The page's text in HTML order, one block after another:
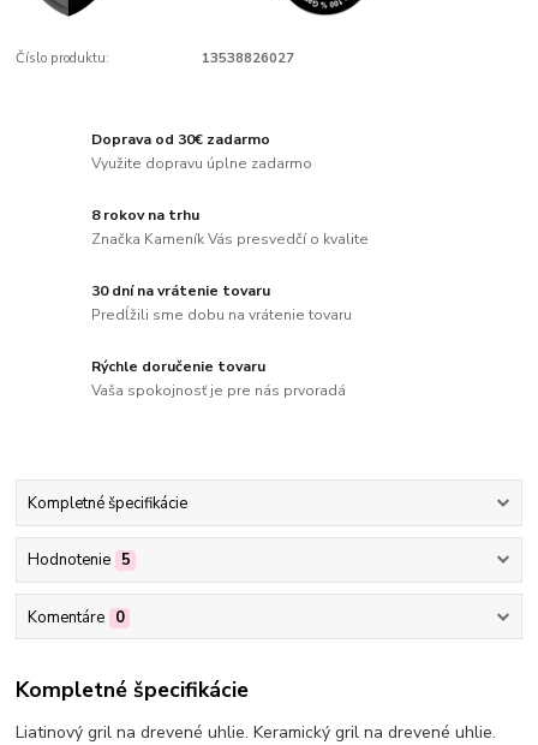
Číslo produktu: 13538826027
Doprava od 30€ zadarmo
Využite dopravu úplne zadarmo
8 rokov na trhu
Značka Kameník Vás presvedčí o kvalite
30 dní na vrátenie tovaru
Predĺžili sme dobu na vrátenie tovaru
Rýchle doručenie tovaru
Vaša spokojnosť je pre nás prvoradá
Kompletné špecifikácie
Hodnotenie 5
Komentáre 0
Kompletné špecifikácie
Liatinový gril na drevené uhlie. Keramický gril na drevené uhlie.